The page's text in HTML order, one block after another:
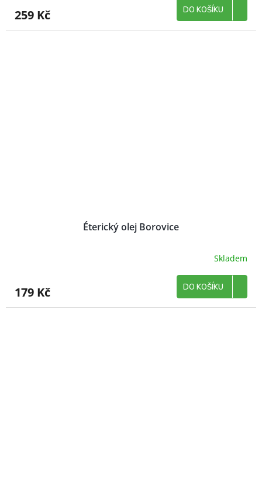
259 Kč DO KOŠÍKU
Éterický olej Borovice
Skladem
179 Kč DO KOŠÍKU